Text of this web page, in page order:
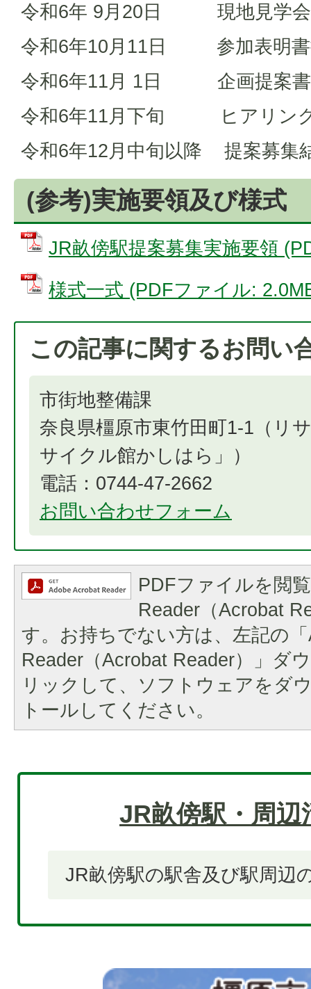
令和6年 9月20日 現地見学会
令和6年10月11日 参加表明書
令和6年11月 1日 企画提案書
令和6年11月下旬 ヒアリン
令和6年12月中旬以降 提案募集
(参考)実施要領及び様式
JR畝傍駅提案募集実施要領
様式一式 (PDFファイル:
この記事に関するお問い
市街地整備課
奈良県橿原市東竹田町1-1（リ
サイクル館かしはら」）
電話：0744-47-2662
お問い合わせフォーム
PDFファイルを閲
Reader（Acrobat
す。お持ちでない方は、左記の
Reader（Acrobat Reader）」ダ
リックして、ソフトウェアをダ
トールしてください。
JR畝傍駅・周辺
JR畝傍駅の駅舎及び駅周辺
2